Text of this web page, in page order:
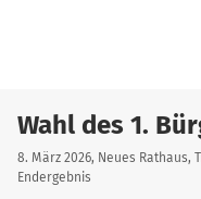
Wahl des 1.
8. März 2026, Neues Rathaus,
Endergebnis